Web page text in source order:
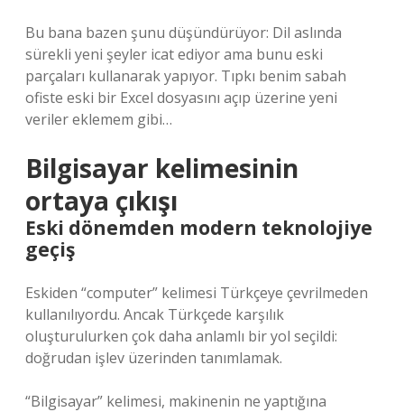
Bu bana bazen şunu düşündürüyor: Dil aslında
sürekli yeni şeyler icat ediyor ama bunu eski
parçaları kullanarak yapıyor. Tıpkı benim sabah
ofiste eski bir Excel dosyasını açıp üzerine yeni
veriler eklemem gibi…
Bilgisayar kelimesinin
ortaya çıkışı
Eski dönemden modern teknolojiye
geçiş
Eskiden “computer” kelimesi Türkçeye çevrilmeden
kullanılıyordu. Ancak Türkçede karşılık
oluşturulurken çok daha anlamlı bir yol seçildi:
doğrudan işlev üzerinden tanımlamak.
“Bilgisayar” kelimesi, makinenin ne yaptığına